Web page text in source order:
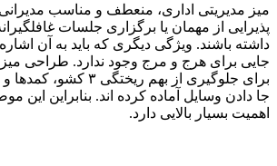
میز مدیریتی اداری، منعطف و مناسب
پذیرایی از مهمان یا برگزاری جلسات
داشته باشند. ویژگی دیگری که باید به آن
جایی برای هرج و مرج وجود ندارد. طراحی
برای جلوگیری از بهم
جا دادن وسایل آماده کرده اند. بنابراین این
اهمیت بسیار بالایی دارد.